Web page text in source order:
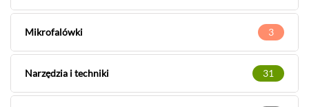
Mikrofalówki 3
Narzędzia i techniki 31